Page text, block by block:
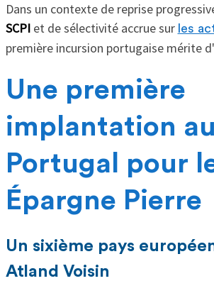
Dans un contexte de reprise
SCPIet de sélectivité accrue sur les
première incursion portugaise mérite
Une première
implantation au
Portugal pour
Épargne Pierre
Un sixième pays
Atland Voisin